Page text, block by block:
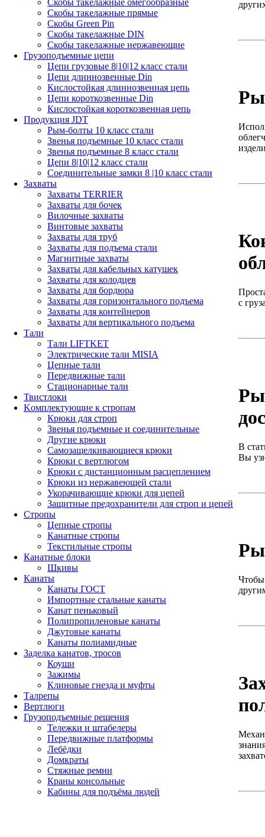
Скобы такелажные омегообразные
Скобы такелажные прямые
Скобы Green Pin
Скобы такелажные DIN
Скобы такелажные нержавеющие
Грузоподъемные цепи
Цепи грузовые 8|10|12 класс стали
Цепи длиннозвенные Din
Кислостойкая длиннозвенная цепь
Цепи короткозвенные Din
Кислостойкая короткозвенная цепь
Продукция JDT
Рым-болты 10 класс стали
Звенья подъемные 10 класс стали
Звенья подъемные 8 класс стали
Цепи 8|10|12 класс стали
Соединительные замки 8 |10 класс стали
Захваты
Захваты TERRIER
Захваты для бочек
Вилочные захваты
Винтовые захваты
Захваты для труб
Захваты для подъема стали
Магнитные захваты
Захваты для кабельных катушек
Захваты для колодцев
Захваты для бордюра
Захваты для горизонтального подъема
Захваты для контейнеров
Захваты для вертикального подъема
Тали
Тали LIFTKET
Электрические тали MISIA
Цепные тали
Передвижные тали
Стационарные тали
Твистлоки
Kомплектующие к стропам
Крюки для строп
Звенья подъемные и соединительные
Другие крюки
Самозащелкивающиеся крюки
Крюки с вертлюгом
Крюки с дистанционным расцеплением
Крюки из нержавеющей стали
Укорачивающие крюки для цепей
Защитные предохранители для строп и цепей
Стропы
Цепные стропы
Канатные стропы
Текстильные стропы
Канатные блоки
Шкивы
Канаты
Канаты ГОСТ
Импортные стальные канаты
Канат пеньковый
Полипропиленовые канаты
Джутовые канаты
Канаты полиамидные
Заделка канатов, тросов
Коуши
Зажимы
Клиновые гнезда и муфты
Талрепы
Вертлюги
Грузоподъемные решения
Тележки и штабелеры
Передвижные платформы
Лебёдки
Домкраты
Стяжные ремни
Краны консольные
Кабины для подъёма людей
с
В
Вы
Чтобы